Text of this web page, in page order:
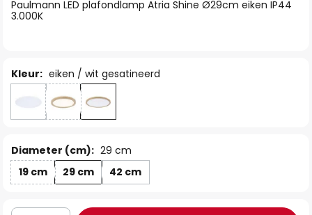
de
Paulmann LED plafondlamp Atria Shine Ø29cm eiken IP44
3.000K
Kleur: eiken / wit gesatineerd
Diameter (cm): 29 cm
19 cm
29 cm 42 cm